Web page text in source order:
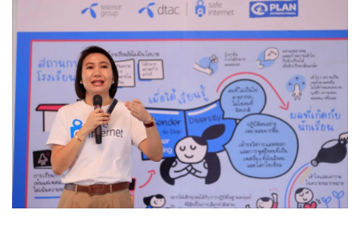
•
ผู้จัดกวน
•
Good health & Well-being
•
Green Innovation & SD
•
Management & HR
•
MGR Live
•
Infographic
•
การเมือง